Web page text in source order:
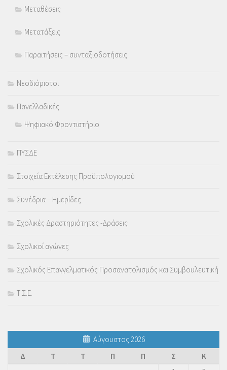
Μεταθέσεις
Μετατάξεις
Παραιτήσεις – συνταξιοδοτήσεις
Νεοδιόριστοι
Πανελλαδικές
Ψηφιακό Φροντιστήριο
ΠΥΣΔΕ
Στοιχεία Εκτέλεσης Προϋπολογισμού
Συνέδρια – Ημερίδες
Σχολικές Δραστηριότητες -Δράσεις
Σχολικοί αγώνες
Σχολικός Επαγγελματικός Προσανατολισμός και Συμβουλευτική
Τ.Σ.Ε.
Αύγουστος 2026
Δ
Τ Τ Π Π Σ
Κ